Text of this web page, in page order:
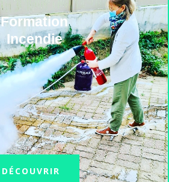
Formation
Incendie
DÉCOUVRIR